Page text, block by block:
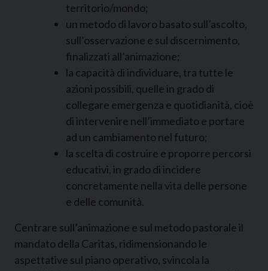
territorio/mondo;
un metodo di lavoro basato sull’ascolto,
sull’osservazione e sul discernimento,
finalizzati all’animazione;
la capacità di individuare, tra tutte le
azioni possibili, quelle in grado di
collegare emergenza e quotidianità, cioè
di intervenire nell’immediato e portare
ad un cambiamento nel futuro;
la scelta di costruire e proporre percorsi
educativi, in grado di incidere
concretamente nella vita delle persone
e delle comunità.
Centrare sull’animazione e sul metodo pastorale il
mandato della Caritas, ridimensionando le
aspettative sul piano operativo, svincola la